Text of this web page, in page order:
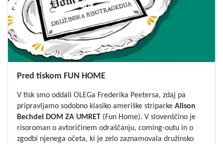
Pred tiskom FUN HOME
V tisk smo oddali OLEGa Frederika Peetersa, zdaj pa
pripravljamo sodobno klasiko ameriške striparke Alison
Bechdel
DOM ZA UMRET(Fun Home). V slovenščino je
risoroman o avtoričinem odraščanju, coming-outu in o
zgodbi njenega očeta, ki je zelo zaznamovala družinsko